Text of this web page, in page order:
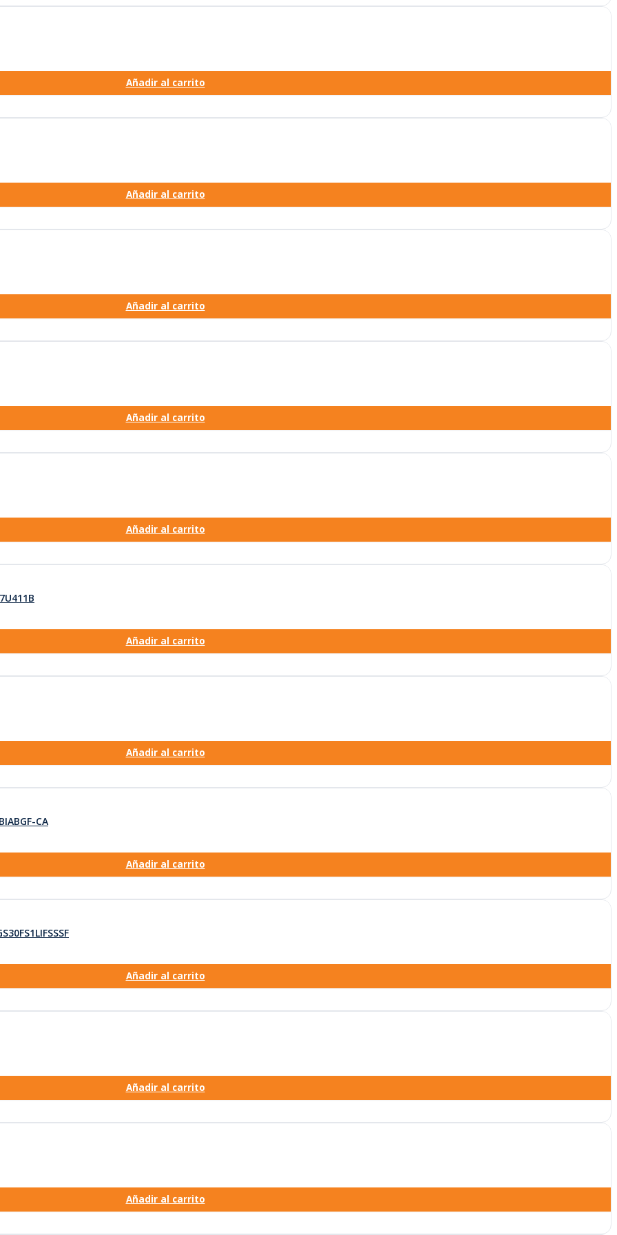
Añadir al carrito
Añadir al carrito
Añadir al carrito
Añadir al carrito
Añadir al carrito
Añadir al carrito
Añadir al carrito
CA
Añadir al carrito
Añadir al carrito
Añadir al carrito
Añadir al carrito